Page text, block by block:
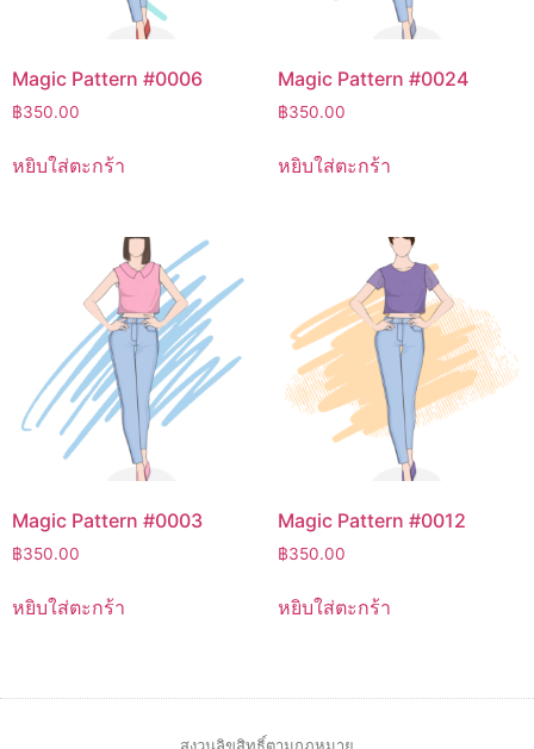
Magic Pattern #0006
฿350.00
หยิบใส่ตะกร้า
Magic Pattern #0024
฿350.00
หยิบใส่ตะกร้า
Magic Pattern #0003
฿350.00
หยิบใส่ตะกร้า
Magic Pattern #0012
฿350.00
หยิบใส่ตะกร้า